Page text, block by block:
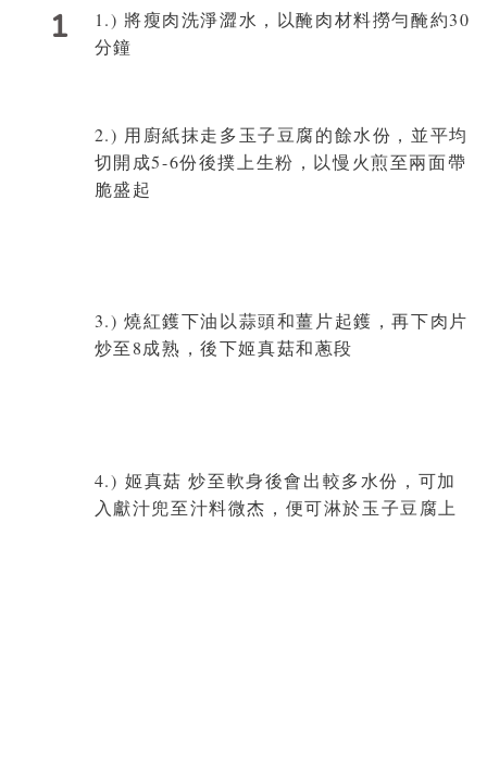
1
1.) 將瘦肉洗淨澀水，以醃肉材料撈勻醃約30
分鐘
2.) 用廚紙抹走多玉子豆腐的餘水份，並平均
切開成5-6份後撲上生粉，以慢火煎至兩面帶
脆盛起
3.) 燒紅鑊下油以蒜頭和薑片起鑊，再下肉片
炒至8成熟，後下姬真菇和蔥段
4.) 姬真菇 炒至軟身後會出較多水份，可加
入獻汁兜至汁料微杰，便可淋於玉子豆腐上